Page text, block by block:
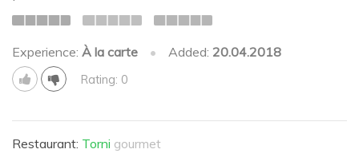
Experience: À la carte • Added: 20.04.2018
Rating: 0
Restaurant: Torni gourmet